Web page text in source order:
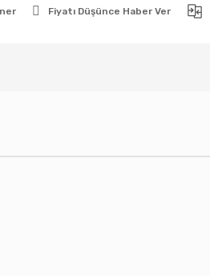
Fiyatı Düşünce Haber Ver